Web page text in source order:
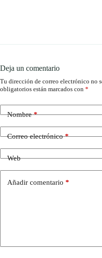
Deja un comentario
Tu dirección de correo electrónico no
obligatorios están marcados con *
Nombre*
Correo electrónico*
Web
Añadir comentario *